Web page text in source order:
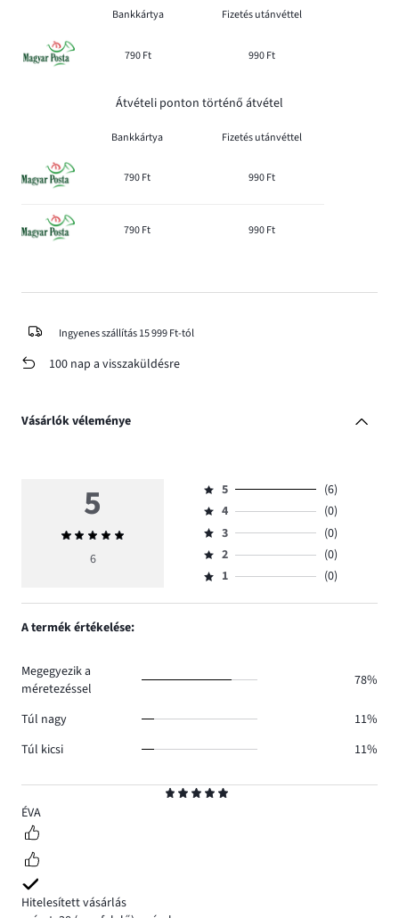
Bankkártya Fizetés utánvéttel
790 Ft 990 Ft
Átvételi ponton történő átvétel
Bankkártya Fizetés utánvéttel
790 Ft 990 Ft
790 Ft 990 Ft
Ingyenes szállítás 15 999 Ft-tól
100 nap a visszaküldésre
Vásárlók véleménye
5
ÉVA
Hitelesített vásárlás
5
Átlagos
értékelés
6
Osztályzat
5,
szavazatok
száma
6.
5
(6)
Osztályzat
4,
szavazatok
száma
4
(0)
Osztályzat
3,
szavazatok
3
(0)
Osztályzat
2,
2
(0)
Osztályzat
1,
1 (0)
A termék értékelése:
Megegyezik a
méretezéssel
78%
Túl nagy
11%
Túl kicsi
11%